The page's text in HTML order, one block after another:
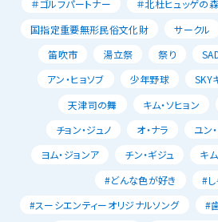
＃ゴルフパートナー
＃北杜ヒュッゲの森
国指定重要無形民俗文化財
サークル
笛吹市
湯立祭 祭り
アン・ヒョソブ
少年野球 SKY
天津司の舞
キム・ソヒョン
チョン・ジュノ
オ・ナラ ユン
ヨム・ジョンア
チン・ギジュ キ
#どんな色が好き
#
#スーシエンティーオリジナルソング
#